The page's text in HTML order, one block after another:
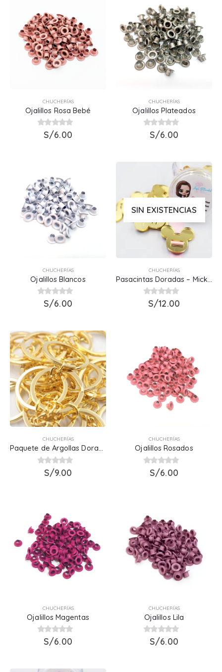
CHUCHERÍAS
Ojalillos Rosa Bebé
out of 5
S/6.00
CHUCHERÍAS
Ojalillos Plateados
out of 5
S/6.00
CHUCHERÍAS
Ojalillos Blancos
out of 5
S/6.00
SIN EXISTENCIAS
CHUCHERÍAS
Pasacintas Doradas – Mickey
out of 5
S/12.00
CHUCHERÍAS
Paquete de Argollas Doradas
out of 5
S/9.00
CHUCHERÍAS
Ojalillos Rosados
out of 5
S/6.00
CHUCHERÍAS
Ojalillos Magentas
out of 5
S/6.00
CHUCHERÍAS
Ojalillos Lila
out of 5
S/6.00